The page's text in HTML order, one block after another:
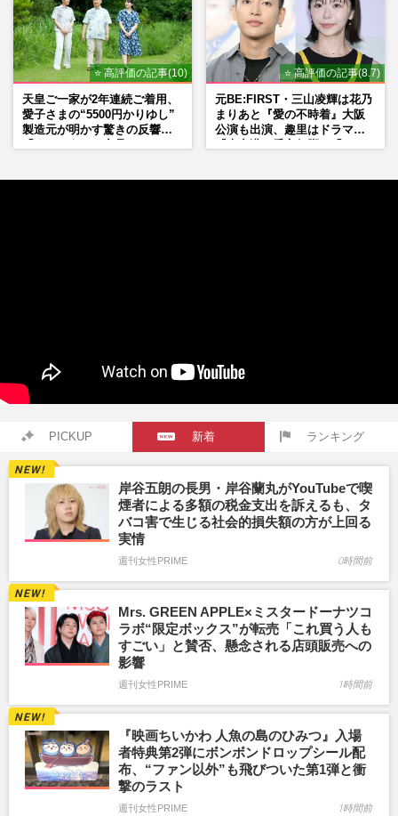
⭐ 高評価の記事(10)
天皇ご一家が2年連続ご着用、
愛子さまの“5500円かりゆし”
製造元が明かす驚きの反響
⭐ 高評価の記事(8.7)
元BE:FIRST・三山凌輝は花乃
まりあと『愛の不時着』大阪
公演も出演、趣里はドラマ
PICKUP 新着 ランキング
岸谷五朗の長男・岸谷蘭丸がYouTubeで喫
煙者による多額の税金支出を訴えるも、タ
バコ害で生じる社会的損失額の方が上回る
実情
週刊女性PRIME 0時間前
Mrs. GREEN APPLE×ミスタードーナツコ
ラボ“限定ボックス”が転売「これ買う人も
すごい」と賛否、懸念される店頭販売への
影響
週刊女性PRIME 1時間前
『映画ちいかわ 人魚の島のひみつ』入場
者特典第2弾にボンボンドロップシール配
布、“ファン以外”も飛びついた第1弾と衝
撃のラスト
週刊女性PRIME 1時間前